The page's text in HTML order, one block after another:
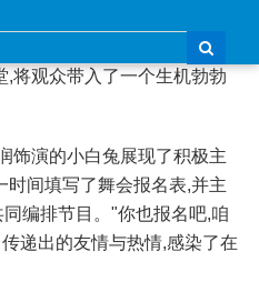
着这一年一度的舞会..."康子
将观众带入了一个生机勃勃
饰演的小白兔展现了积极主
间填写了舞会报名表,并主
编排节目。"你也报名吧,咱
递出的友情与热情,感染了在